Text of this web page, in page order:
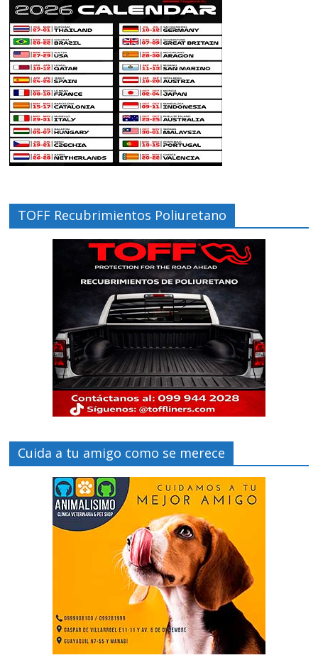
TOFF Recubrimientos Poliuretano
Cuida a tu amigo como se merece